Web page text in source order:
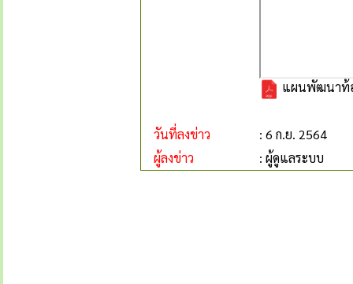
แผนพัฒนาท้
วันที่ลงข่าว
: 6 ก.ย. 2564
ผู้ลงข่าว
: ผู้ดูแลระบบ